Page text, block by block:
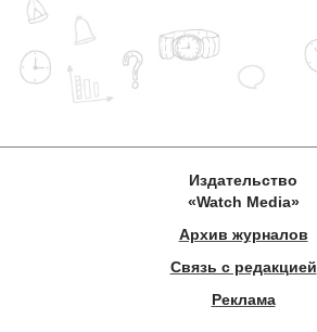
Издательство
«Watch Media»
Архив журналов
Связь с редакцией
Реклама